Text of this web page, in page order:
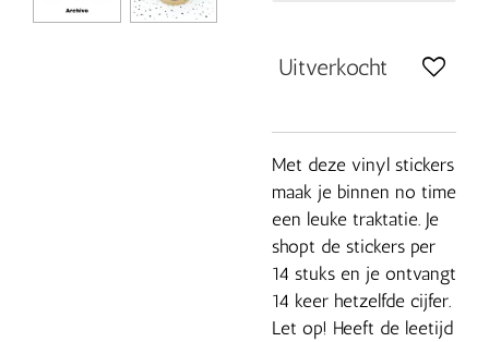
Uitverkocht
Met deze vinyl stickers
maak je binnen no time
een leuke traktatie. Je
shopt de stickers per
14 stuks en je ontvangt
14 keer hetzelfde cijfer.
Let op! Heeft de leetijd